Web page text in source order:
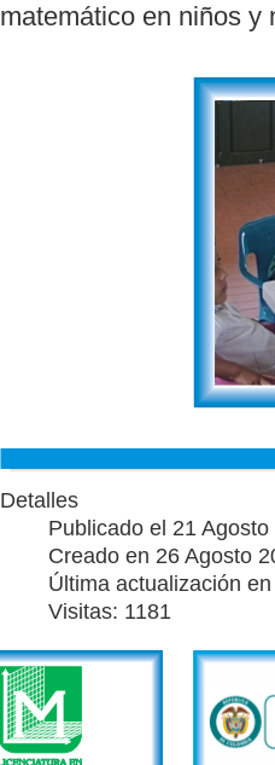
matemático en niños y
Detalles
Publicado el 21
Creado en 26 Agosto
Última actualización
Visitas: 1181